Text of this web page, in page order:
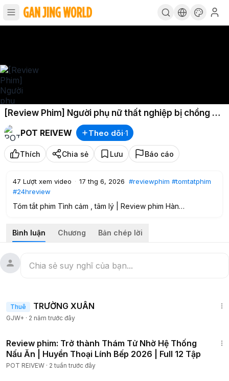
[Review Phim] Người phụ nữ thất nghiệp bị chồng coi
thường
POT REIVEW
Theo dõi·1
Thích Chia sẻ Lưu Báo cáo
47 Lượt xem video · 17 thg 6, 2026 #reviewphim #tomtatphim
#24hreview
Tóm tắt phim Tình cảm , tâm lý | Review phim Hàn
#reviewphim
#tomtatphim
#24hreview
#tamly
#reviewphimhay
Bình luận Chương Bản chép lời
Thuê TRƯỜNG XUÂN
GJW+ · 2 năm trước đây
Review phim: Trở thành Thám Tử Nhờ Hệ Thống
Nấu Ăn | Huyền Thoại Lính Bếp 2026 | Full 12 Tập
POT REIVEW · 2 tuần trước đây